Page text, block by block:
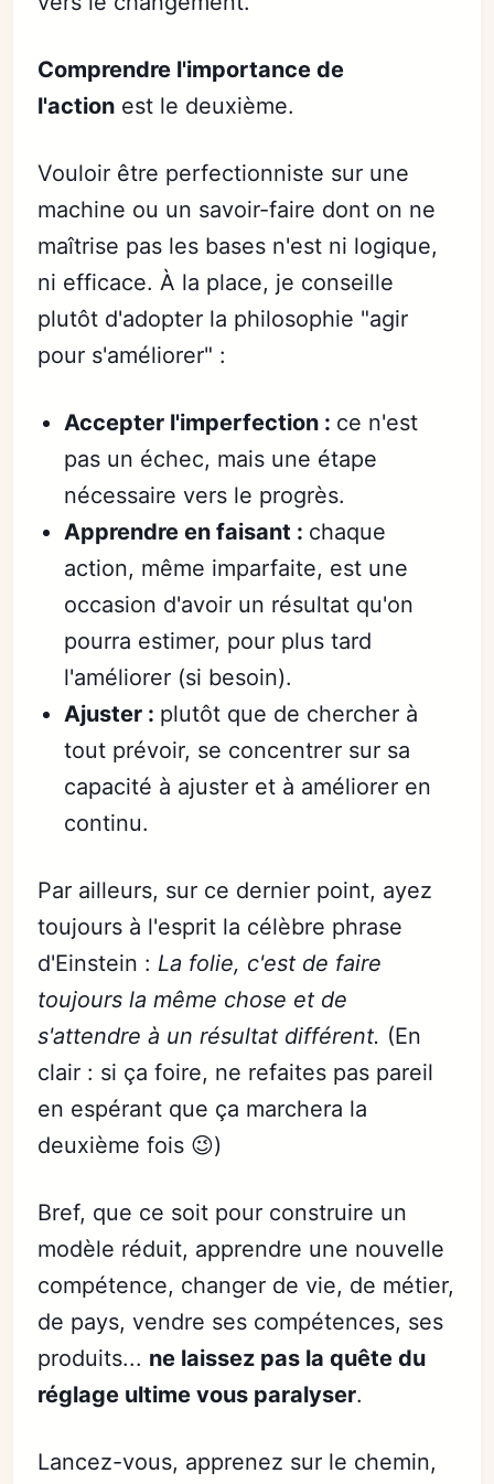
Comprendre l'importance de
l'action est le deuxième.
Vouloir être perfectionniste sur une
machine ou un savoir-faire dont on ne
maîtrise pas les bases n'est ni logique,
ni efficace. À la place, je conseille
plutôt d'adopter la philosophie "agir
pour s'améliorer" :
Accepter l'imperfection : ce n'est
pas un échec, mais une étape
nécessaire vers le progrès.
Apprendre en faisant : chaque
action, même imparfaite, est une
occasion d'avoir un résultat qu'on
pourra estimer, pour plus tard
l'améliorer (si besoin).
Ajuster : plutôt que de chercher à
tout prévoir, se concentrer sur sa
capacité à ajuster et à améliorer en
continu.
Par ailleurs, sur ce dernier point, ayez
toujours à l'esprit la célèbre phrase
d'Einstein : La folie, c'est de faire
toujours la même chose et de
s'attendre à un résultat différent. (En
clair : si ça foire, ne refaites pas pareil
en espérant que ça marchera la
deuxième fois 😉)
Bref, que ce soit pour construire un
modèle réduit, apprendre une nouvelle
compétence, changer de vie, de métier,
de pays, vendre ses compétences, ses
produits... ne laissez pas la quête du
réglage ultime vous paralyser.
Lancez-vous, apprenez sur le chemin,